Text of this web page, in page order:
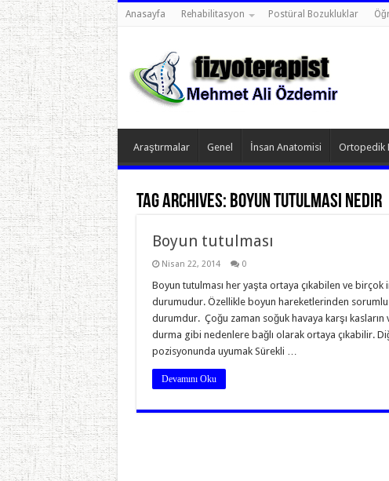
Anasayfa Rehabilitasyon Postüral Bozukluklar
Araştırmalar Genel İnsan Anatomisi Ortopedik
Tag Archives: boyun tutulması nedir
Boyun tutulması
Nisan 22, 2014 0
Boyun tutulması her yaşta ortaya çıkabilen ve birçok
durumudur. Özellikle boyun hareketlerinden sorumlu
durumdur. Çoğu zaman soğuk havaya karşı
durma gibi nedenlere bağlı olarak ortaya çıkabilir.
pozisyonunda uyumak Sürekli …
Devamını Oku